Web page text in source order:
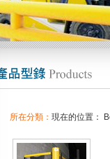
所在分類： 現在的位置：